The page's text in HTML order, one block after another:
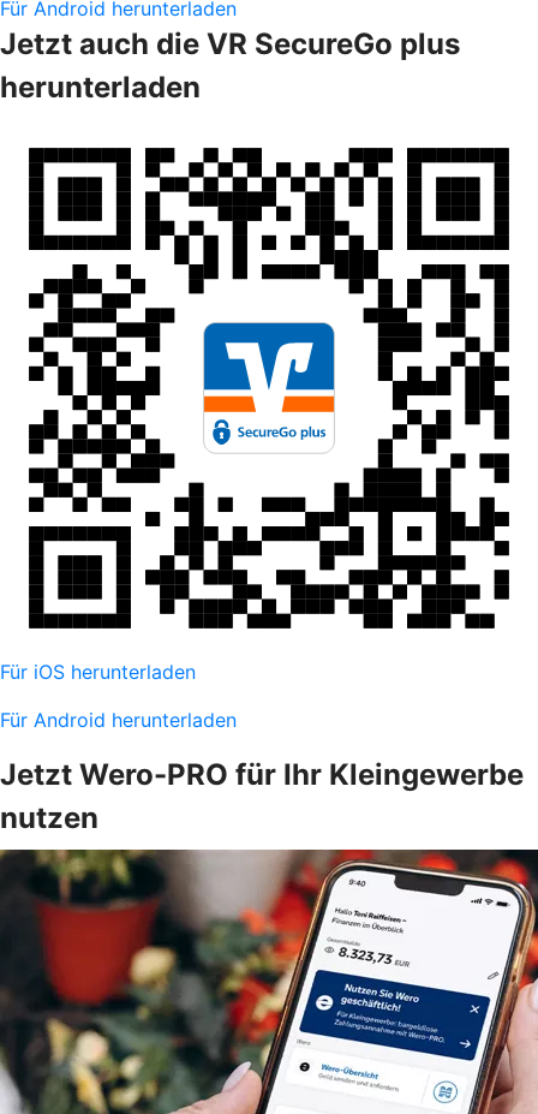
Für Android herunterladen
Jetzt auch die VR SecureGo plus
herunterladen
Für iOS herunterladen
Für Android herunterladen
Jetzt Wero-PRO für Ihr Kleingewerbe
nutzen